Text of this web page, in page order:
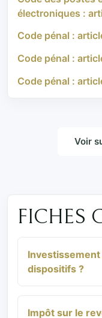
électroniques :
Code pénal :
Code pénal :
Code pénal :
Voir
FICHES
dispositifs ?
Impôt sur le